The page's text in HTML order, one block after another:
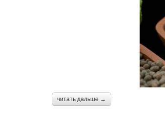
читать дальше →